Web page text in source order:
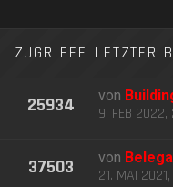
ZUGRIFFE LETZTER
25934 von
9. FEB 2022,
37503 von
21. MAI